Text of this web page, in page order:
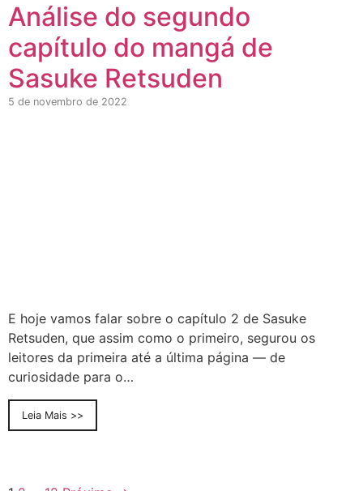
Análise do segundo
capítulo do mangá de
Sasuke Retsuden
5 de novembro de 2022
E hoje vamos falar sobre o capítulo 2 de Sasuke
Retsuden, que assim como o primeiro, segurou os
leitores da primeira até a última página — de
curiosidade para o…
Leia Mais >>